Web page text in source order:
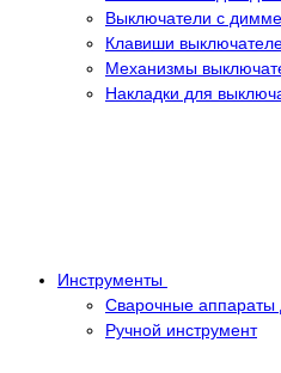
Выключатели с
Клавиши
Механизмы
Накладки для
Инструменты
Сварочные аппараты
Ручной инструмент